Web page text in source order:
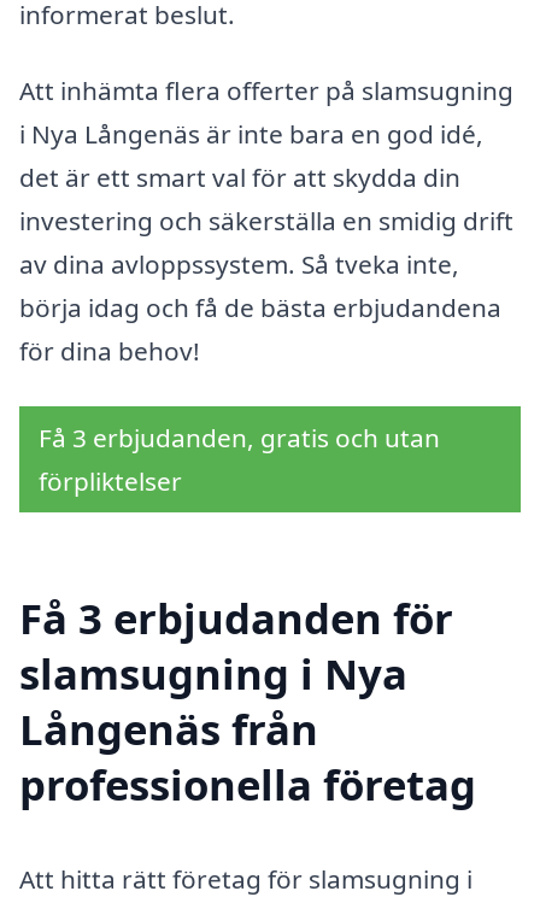
informerat beslut.
Att inhämta flera offerter på slamsugning
i Nya Långenäs är inte bara en god idé,
det är ett smart val för att skydda din
investering och säkerställa en smidig drift
av dina avloppssystem. Så tveka inte,
börja idag och få de bästa erbjudandena
för dina behov!
Få 3 erbjudanden, gratis och utan
förpliktelser
Få 3 erbjudanden för
slamsugning i Nya
Långenäs från
professionella företag
Att hitta rätt företag för slamsugning i